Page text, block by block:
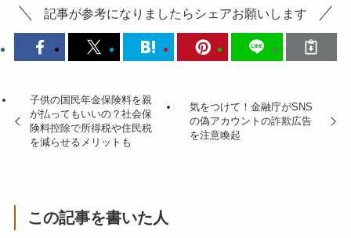
記事が参考になりましたらシェアお願いします
子供の国民年金保険料を親
が払ってもいいの？社会保
険料控除で所得税や住民税
を減らせるメリットも
気をつけて！金融庁がSNS
の偽アカウントの詐欺広告
を注意喚起
この記事を書いた人